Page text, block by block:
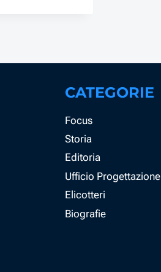
CATEGORIE
Focus
Storia
Editoria
Ufficio Progettazione
Elicotteri
Biografie